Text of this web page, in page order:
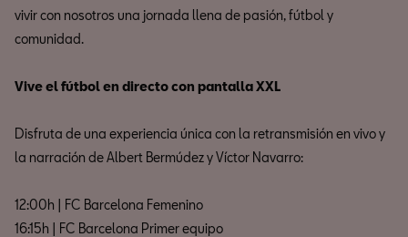
vivir con nosotros una jornada llena de pasión, fútbol y
comunidad.
Vive el fútbol en directo con pantalla XXL
Disfruta de una experiencia única con la retransmisión en vivo y
la narración de Albert Bermúdez y Víctor Navarro:
12:00h | FC Barcelona Femenino
16:15h | FC Barcelona Primer equipo